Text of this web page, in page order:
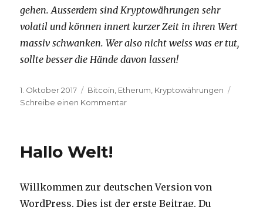
gehen. Ausserdem sind Kryptowährungen sehr
volatil und können innert kurzer Zeit in ihren Wert
massiv schwanken. Wer also nicht weiss was er tut,
sollte besser die Hände davon lassen!
Veröffentlicht
am
1. Oktober 2017 Kategorien
Bitcoin Etherum Kryptowährungen
Schreibe einen Kommentar
Hallo Welt!
Willkommen zur deutschen Version von
WordPress. Dies ist der erste Beitrag. Du